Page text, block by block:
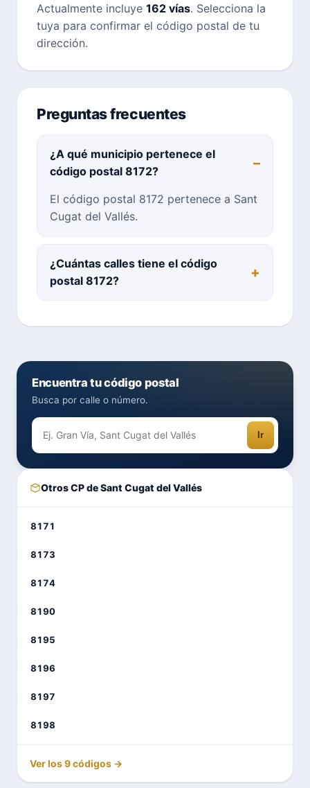
Actualmente incluye 162 vías. Selecciona la
tuya para confirmar el código postal de tu
dirección.
Preguntas frecuentes
¿A qué municipio pertenece el
código postal 8172?
El código postal 8172 pertenece a Sant
Cugat del Vallés.
¿Cuántas calles tiene el código
postal 8172?
Encuentra tu código postal
Busca por calle o número.
Ir
Otros CP de Sant Cugat del Vallés
8171
8173
8174
8190
8195
8196
8197
8198
Ver los 9 códigos →